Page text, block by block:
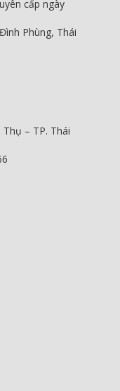
cấp ngày
Phùng, Thái
– TP. Thái